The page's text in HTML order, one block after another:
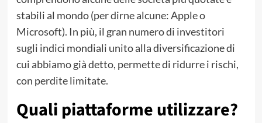
stabili al mondo (per dirne alcune: Apple o
Microsoft). In più, il gran numero di investitori
sugli indici mondiali unito alla diversificazione di
cui abbiamo già detto, permette di ridurre i rischi,
con perdite limitate.
Quali piattaforme utilizzare?